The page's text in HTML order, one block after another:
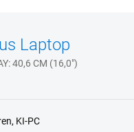
Laptop
40,6 CM (16,0")
KI-PC